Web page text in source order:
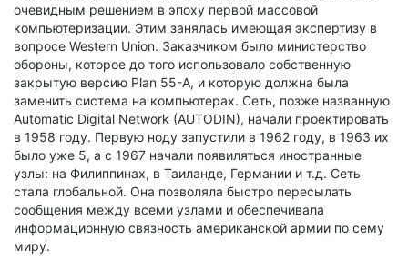
очевидным решением в эпоху первой массовой
компьютеризации. Этим занялась имеющая экспертизу в
вопросе Western Union. Заказчиком было министерство
обороны, которое до того использовало собственную
закрытую версию Plan 55-A, и которую должна была
заменить система на компьютерах. Сеть, позже названную
Automatic Digital Network (AUTODIN), начали проектировать
в 1958 году. Первую ноду запустили в 1962 году, в 1963 их
было уже 5, а с 1967 начали появиляться иностранные
узлы: на Филиппинах, в Таиланде, Германии и т.д. Сеть
стала глобальной. Она позволяла быстро пересылать
сообщения между всеми узлами и обеспечивала
информационную связность американской армии по сему
миру.